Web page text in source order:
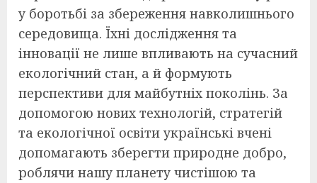
у боротьбі за збереження навколишнього
середовища. Їхні дослідження та
інновації не лише впливають на сучасний
екологічний стан, а й формують
перспективи для майбутніх поколінь. За
допомогою нових технологій, стратегій
та екологічної освіти українські вчені
допомагають зберегти природне добро,
роблячи нашу планету чистішою та